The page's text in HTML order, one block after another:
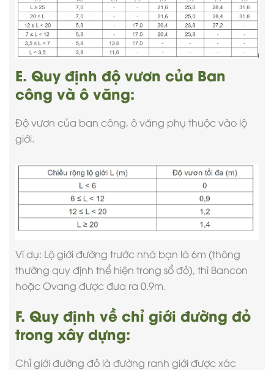
E. Quy định độ vươn của Ban
công và ô văng:
Độ vươn của ban công, ô văng phụ thuộc vào lộ
giới.
Ví dụ: Lộ giới đường trước nhà bạn là 6m (thông
thường quy định thể hiện trong sổ đỏ), thì Bancon
hoặc Ovang được đưa ra 0.9m.
F. Quy định về chỉ giới đường đỏ
trong xây dựng:
Chỉ giới đường đỏ là đường ranh giới được xác